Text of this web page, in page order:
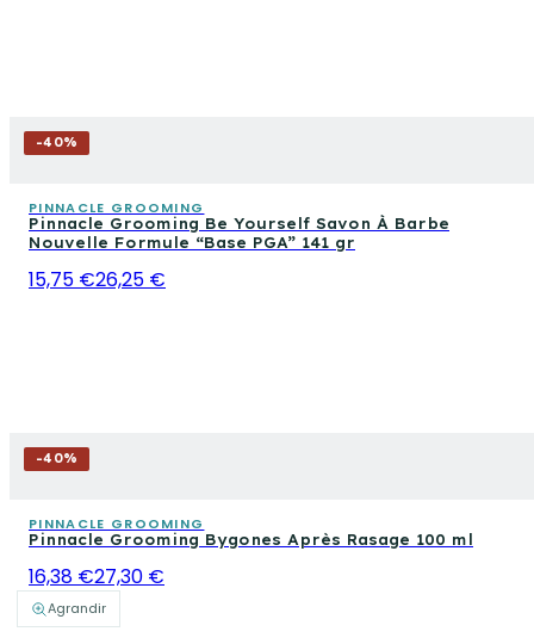
Agrandir
-40%
PINNACLE GROOMING
Pinnacle Grooming Be Yourself Savon À Barbe
Nouvelle Formule “Base PGA” 141 gr
15,75 €26,25 €
-40%
PINNACLE GROOMING
Pinnacle Grooming Bygones Après Rasage 100 ml
16,38 €27,30 €